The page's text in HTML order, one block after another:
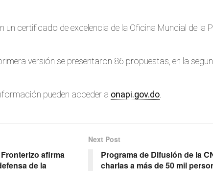
un certificado de excelencia de la Oficina Mundial de la
versión se presentaron 86 propuestas, en la
pueden acceder a onapi.gov.do
afirma
de la
Next Post
Programa de Difusión de la
charlas a más de 50 mil